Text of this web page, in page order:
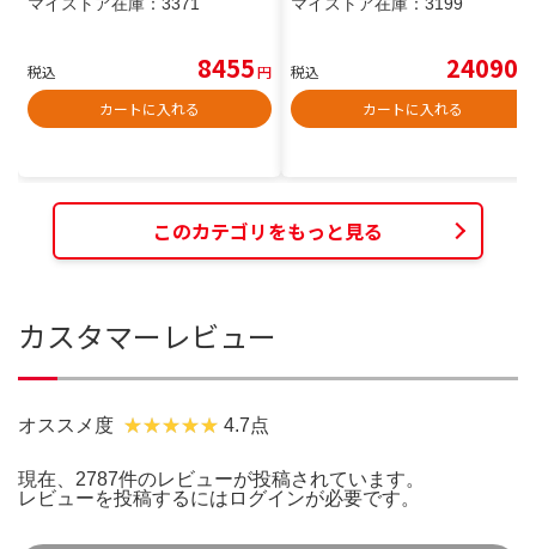
税込 8455円
カートに入れる
税込 24090
カートに入れる
このカテゴリをもっと見る
カスタマーレビュー
オススメ度 4.7点
現在、2787件のレビューが投稿されています。
レビューを投稿するには ログインが必要です。